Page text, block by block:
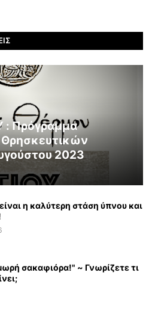
Πρόγραμμα
Θρησκευτικών
2023
η καλύτερη στάση ύπνου και
σακαφιόρα!" ~ Γνωρίζετε τι